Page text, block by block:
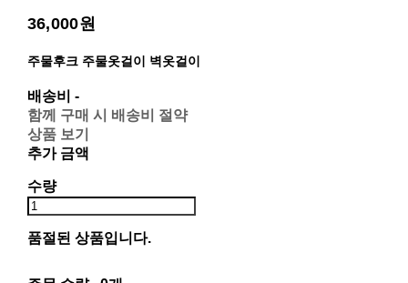
36,000원
주물후크 주물옷걸이 벽옷걸이
배송비 -
함께 구매 시 배송비 절약
상품 보기
추가 금액
수량
품절된 상품입니다.